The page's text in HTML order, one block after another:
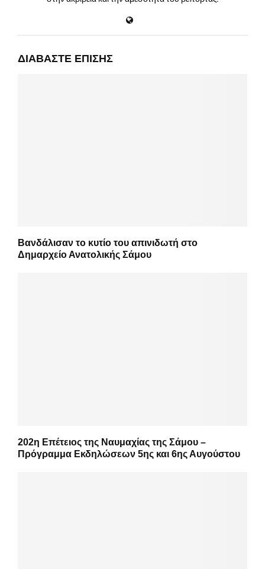
ΔΙΑΒΆΣΤΕ ΕΠΊΣΗΣ
Βανδάλισαν το κυτίο του απινιδωτή στο
Δημαρχείο Ανατολικής Σάμου
202η Επέτειος της Ναυμαχίας της Σάμου –
Πρόγραμμα Εκδηλώσεων 5ης και 6ης Αυγούστου